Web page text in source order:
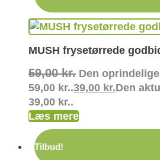
MUSH frysetørrede
59,00kr. Den
59,00 kr..39,00 kr.Den
39,00 kr..
Læs mere
Tilbud!